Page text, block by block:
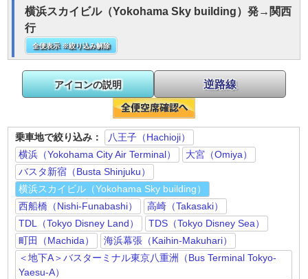
横浜スカイビル（Yokohama Sky building）発→関西
行
全便表示 ※絞り込み解除
乗車地で絞り込み：
八王子（Hachioji）
横浜（Yokohama City Air Terminal）
大宮（Omiya）
バスタ新宿（Busta Shinjuku）
横浜スカイビル（Yokohama Sky building）
西船橋（Nishi-Funabashi）
高崎（Takasaki）
TDL（Tokyo Disney Land）
TDS（Tokyo Disney Sea）
町田（Machida）
海浜幕張（Kaihin-Makuhari）
＜地下A＞バスターミナル東京八重洲（Bus Terminal Tokyo-
Yaesu-A）
アイコンの説明 逆路線